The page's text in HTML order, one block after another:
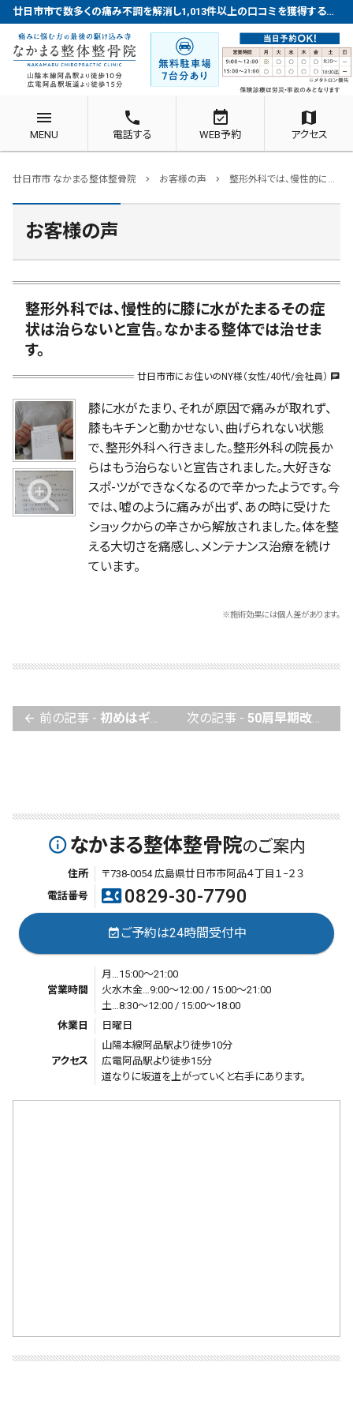
廿日市市で数多くの痛み不調を解消し1,013件以上の口コミを獲得する整体院
menu
MENU
phone
電話する
event_available
WEB予約
map
アクセス
廿日市市 なかまる整体整骨院 chevron_right お客様の声 chevron_right 整形外科では、慢性的に膝に水がたまるその症状は治らないと宣告。なかまる整体では治せます。
お客様の声
整形外科では、慢性的に膝に水がたまるその症
状は治らないと宣告。なかまる整体では治せま
す。
廿日市市にお住いのNY様（女性/40代/会社員） chat
膝に水がたまり、それが原因で痛みが取れず、
膝もキチンと動かせない、曲げられない状態
で、整形外科へ行きました。整形外科の院長か
らはもう治らないと宣告されました。大好きな
スポ-ツができなくなるので辛かったようです。今
では、嘘のように痛みが出ず、あの時に受けた
ショックからの辛さから解放されました。体を整
える大切さを痛感し、メンテナンス治療を続け
ています。
※施術効果には個人差があります。
arrow_back 前の記事 - 初めはギックリ腰になりました。かばい過ぎて坐骨神経痛と頚椎症を併発。なかまる整体では治せます。 次の記事 - 50肩早期改善。丁寧な説明と施術に納得し、自己トレ-ニングを併用しながら早期改善。
info_outlineなかまる整体整骨院のご案内
住所
〒738-0054 広島県廿日市市阿品４丁目１−２３
電話番号
contact_phone 0829-30-7790
event_availableご予約は24時間受付中
営業時間
月…15:00～21:00
火水木金…9:00～12:00 / 15:00～21:00
土…8:30～12:00 / 15:00～18:00
休業日
日曜日
アクセス
山陽本線阿品駅より徒歩10分
広電阿品駅より徒歩15分
道なりに坂道を上がっていくと右手にあります。